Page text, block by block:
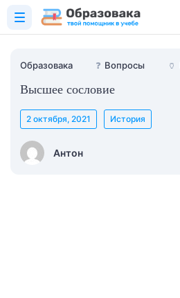
Образовака ❓ Вопросы 🏺
Высшее сословие
Антон
2 октября, 2021 История